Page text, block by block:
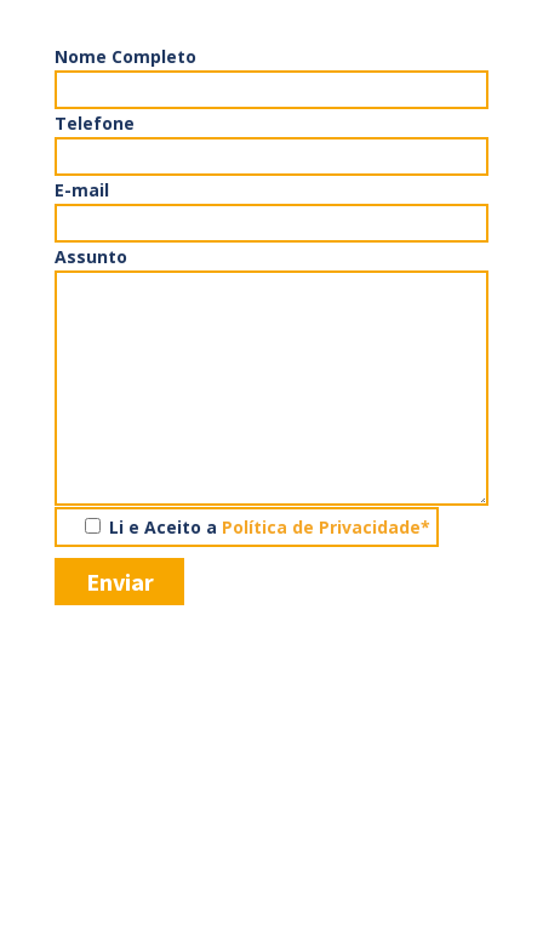
Nome Completo
Telefone
E-mail
Assunto
Li e Aceito a Política de Privacidade*